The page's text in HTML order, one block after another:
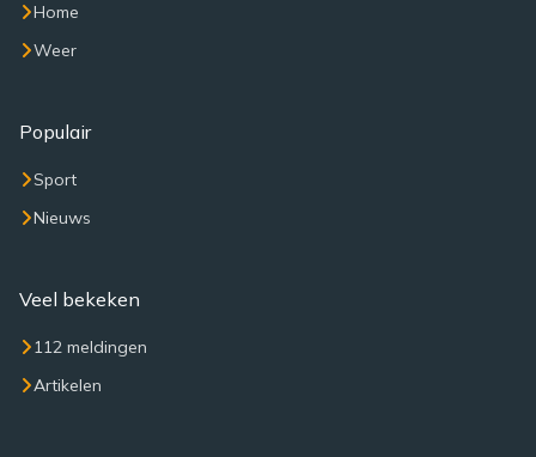
Home
Weer
Populair
Sport
Nieuws
Veel bekeken
112 meldingen
Artikelen